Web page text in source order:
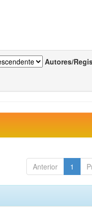
Autores/
Anterior 1